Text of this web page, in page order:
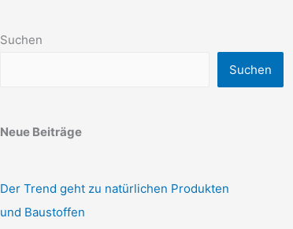
Suchen
Suchen
Neue Beiträge
Der Trend geht zu natürlichen Produkten
und Baustoffen